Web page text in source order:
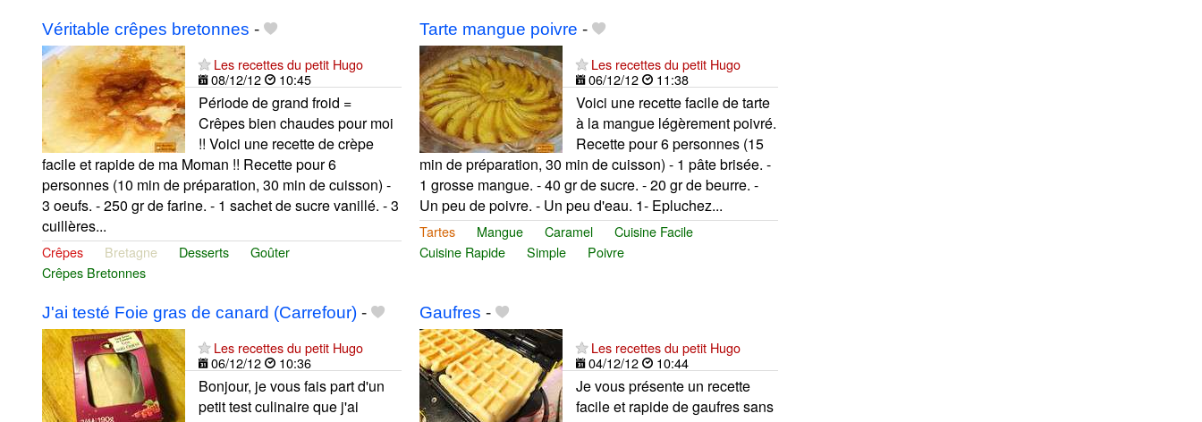
Véritable crêpes bretonnes -
Les recettes du petit Hugo
08/12/12
10:45
Période de grand froid =
Crêpes bien chaudes pour moi
!! Voici une recette de crèpe
facile et rapide de ma Moman !! Recette pour 6
personnes (10 min de préparation, 30 min de cuisson) -
3 oeufs. - 250 gr de farine. - 1 sachet de sucre vanillé. - 3
cuillères...
Crêpes Bretagne Desserts
Goûter
Crêpes Bretonnes
Tarte mangue poivre -
Les recettes du petit Hugo
06/12/12
11:38
Voici une recette facile de tarte
à la mangue légèrement poivré.
Recette pour 6 personnes (15
min de préparation, 30 min de cuisson) - 1 pâte brisée. -
1 grosse mangue. - 40 gr de sucre. - 20 gr de beurre. -
Un peu de poivre. - Un peu d'eau. 1- Epluchez...
Tartes Mangue Caramel
Cuisine Facile
Cuisine Rapide
Simple Poivre
J'ai testé Foie gras de canard (Carrefour) -
Les recettes du petit Hugo
06/12/12
10:36
Bonjour, je vous fais part d'un
petit test culinaire que j'ai
Gaufres -
Les recettes du petit Hugo
04/12/12
10:44
Je vous présente un recette
facile et rapide de gaufres sans